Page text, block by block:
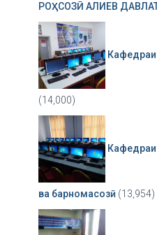
РОҲСОЗӢ АЛИЕВ
(14,000)
Кафедраи
ва барномасозӣ (13,954)